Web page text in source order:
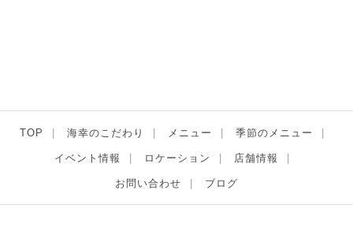
TOP 海幸のこだわり メニュー 季節のメニュー
イベント情報 ロケーション 店舗情報
お問い合わせ ブログ